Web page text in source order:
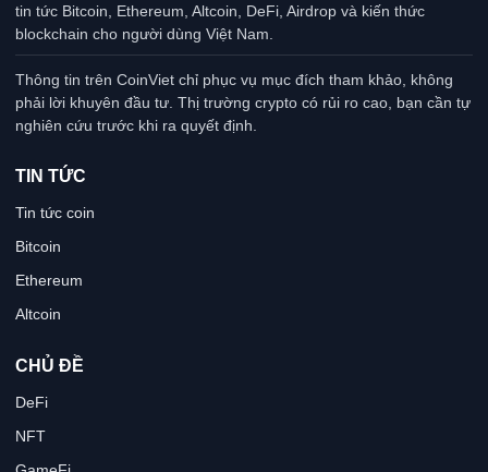
tin tức Bitcoin, Ethereum, Altcoin, DeFi, Airdrop và kiến thức
blockchain cho người dùng Việt Nam.
Thông tin trên CoinViet chỉ phục vụ mục đích tham khảo, không
phải lời khuyên đầu tư. Thị trường crypto có rủi ro cao, bạn cần tự
nghiên cứu trước khi ra quyết định.
TIN TỨC
Tin tức coin
Bitcoin
Ethereum
Altcoin
CHỦ ĐỀ
DeFi
NFT